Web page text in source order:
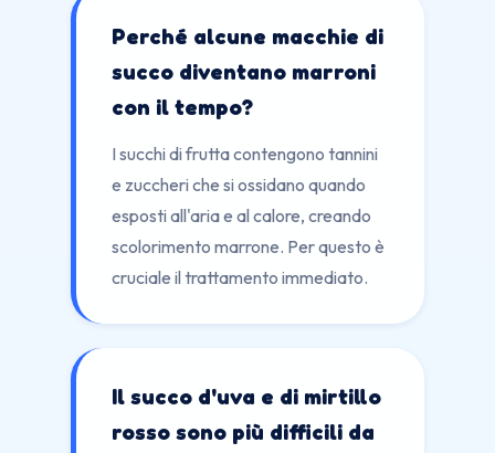
Perché alcune macchie di
succo diventano marroni
con il tempo?
I succhi di frutta contengono tannini
e zuccheri che si ossidano quando
esposti all'aria e al calore, creando
scolorimento marrone. Per questo è
cruciale il trattamento immediato.
Il succo d'uva e di mirtillo
rosso sono più difficili da